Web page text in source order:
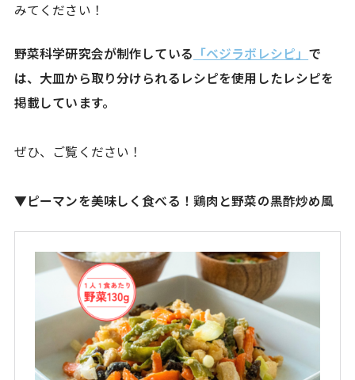
みてください！
野菜科学研究会が制作している 「ベジラボレシピ」 で
は、大皿から取り分けられるレシピを使用したレシピを
掲載しています。
ぜひ、ご覧ください！
▼ピーマンを美味しく食べる！鶏肉と野菜の黒酢炒め風